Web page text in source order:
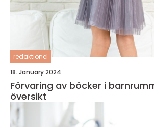
redaktionel
18. January 2024
Förvaring av böcker i
översikt